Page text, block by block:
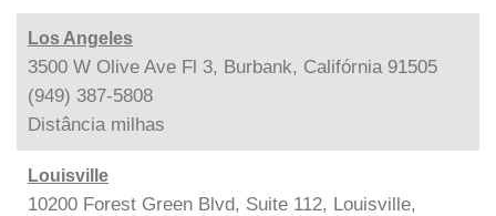
Los Angeles
3500 W Olive Ave Fl 3, Burbank, Califórnia 91505
(949) 387-5808
Distância milhas
Louisville
10200 Forest Green Blvd, Suite 112, Louisville,